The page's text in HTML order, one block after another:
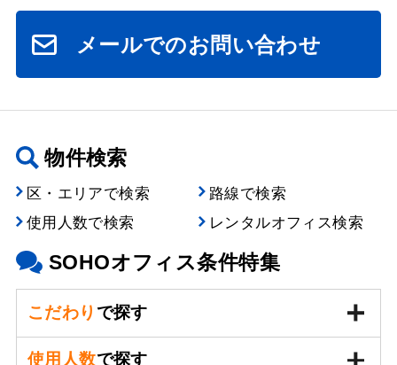
メールでのお問い合わせ
物件検索
区・エリアで検索
路線で検索
使用人数で検索
レンタルオフィス検索
SOHOオフィス条件特集
こだわり で探す
使用人数で探す